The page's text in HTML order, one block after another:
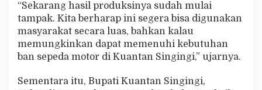
“Sekarang hasil produksinya sudah mulai
tampak. Kita berharap ini segera bisa digunakan
masyarakat secara luas, bahkan kalau
memungkinkan dapat memenuhi kebutuhan
ban sepeda motor di Kuantan Singingi,” ujarnya.
Sementara itu, Bupati Kuantan Singingi,